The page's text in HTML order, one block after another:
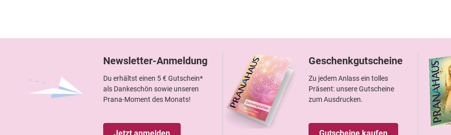
Newsletter-Anmeldung
Du erhältst einen 5 € Gutschein*
als Dankeschön sowie unseren
Prana-Moment des Monats!
Jetzt anmelden
Geschenkgutscheine
Zu jedem Anlass ein tolles
Präsent: unsere Gutscheine
zum Ausdrucken.
Gutscheine kaufen